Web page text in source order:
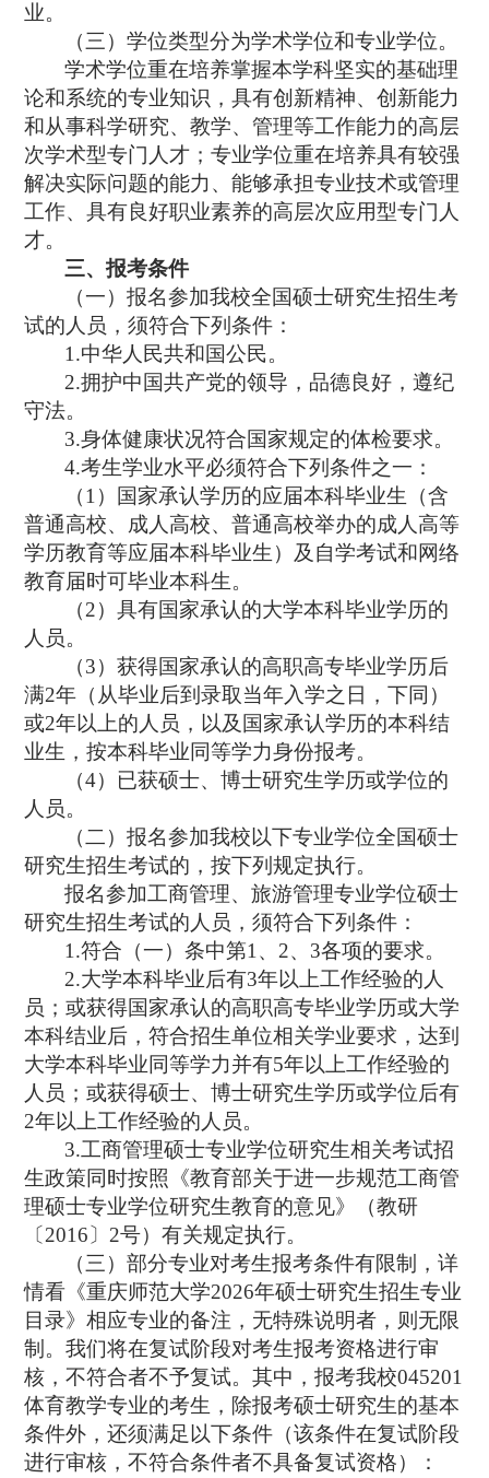
业。
（三）学位类型分为学术学位和专业学位。
学术学位重在培养掌握本学科坚实的基础理
论和系统的专业知识，具有创新精神、创新能力
和从事科学研究、教学、管理等工作能力的高层
次学术型专门人才 ；专业学位重在培养具有较强
解决实际问题的能力、能够承担专业技术或管理
工作、具有良好职业素养的高层次应用型专门人
才。
三、报考条件
（一）报名参加我校全国硕士研究生招生考
试的人员，须符合下列条件：
1.中华人民共和国公民。
2.拥护中国共产党的领导，品德良好，遵纪
守法。
3.身体健康状况符合国家规定的体检要求。
4.考生学业水平必须符合下列条件之一：
（1）国家承认学历的应届本科毕业生（含
普通高校、成人高校、普通高校举办的成人高等
学历教育等应届本科毕业生）及自学考试和网络
教育届时可毕业本科生。
（2）具有国家承认的大学本科毕业学历的
人员。
（3）获得国家承认的高职高专毕业学历后
满2年（从毕业后到录取当年入学之日，下同）
或2年以上的人员，以及国家承认学历的本科结
业生，按本科毕业同等学力身份报考。
（4）已获硕士、博士研究生学历或学位的
人员。
（二）报名参加我校以下专业学位全国硕士
研究生招生考试的，按下列规定执行。
报名参加工商管理、旅游管理专业学位硕士
研究生招生考试的人员，须符合下列条件：
1.符合（一）条中第1、2、 3各项的要求。
2.大学本科毕业后有3年以上工作经验的人
员；或获得国家承认的高职高专毕业学历或大学
本科结业后，符合招生单位相关学业要求，达到
大学本科毕业同等学力并有5年以上工作经验的
人员；或获得硕士、博士研究生学历或学位后有
2年以上工作经验的人员。
3.工商管理硕士专业学位研究生相关考试招
生政策同时按照《教育部关于进一步规范工商管
理硕士专业学位研究生教育的意见》（教研
〔2016 〕2号）有关规定执行。
（三）部分专业对考生报考条件有限制，详
情看《重庆师范大学2026年硕士研究生招生专业
目录》相应专业的备注，无特殊说明者，则无限
制。我们将在复试阶段对考生报考资格进行审
核，不符合者不予复试。其中，报考我校045201
体育教学专业的考生，除报考硕士研究生的基本
条件外，还须满足以下条件（该条件在复试阶段
进行审核，不符合条件者不具备复试资格）：